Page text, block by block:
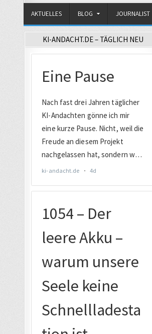
AKTUELLES BLOG JOURNALIST
KI-ANDACHT.DE – TÄGLICH NEU